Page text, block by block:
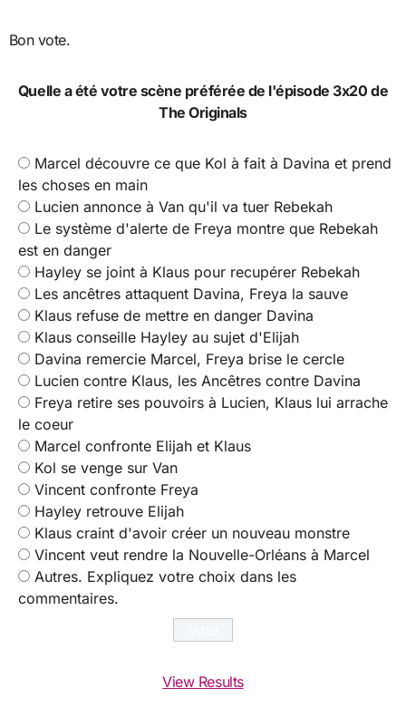
Bon vote.
Quelle a été votre scène préférée de l'épisode 3x20 de
The Originals
Marcel découvre ce que Kol à fait à Davina et prend
les choses en main
Lucien annonce à Van qu'il va tuer Rebekah
Le système d'alerte de Freya montre que Rebekah
est en danger
Hayley se joint à Klaus pour recupérer Rebekah
Les ancêtres attaquent Davina, Freya la sauve
Klaus refuse de mettre en danger Davina
Klaus conseille Hayley au sujet d'Elijah
Davina remercie Marcel, Freya brise le cercle
Lucien contre Klaus, les Ancêtres contre Davina
Freya retire ses pouvoirs à Lucien, Klaus lui arrache
le coeur
Marcel confronte Elijah et Klaus
Kol se venge sur Van
Vincent confronte Freya
Hayley retrouve Elijah
Klaus craint d'avoir créer un nouveau monstre
Vincent veut rendre la Nouvelle-Orléans à Marcel
Autres. Expliquez votre choix dans les
commentaires.
View Results